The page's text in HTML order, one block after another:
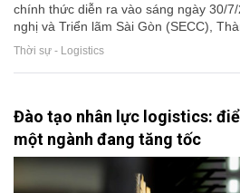
chính thức diễn ra vào sáng ngày 30/
nghị và Triển lãm Sài Gòn (SECC),
Thời sự - Logistics
Đào tạo nhân lực logistics:
một ngành đang tăng tốc